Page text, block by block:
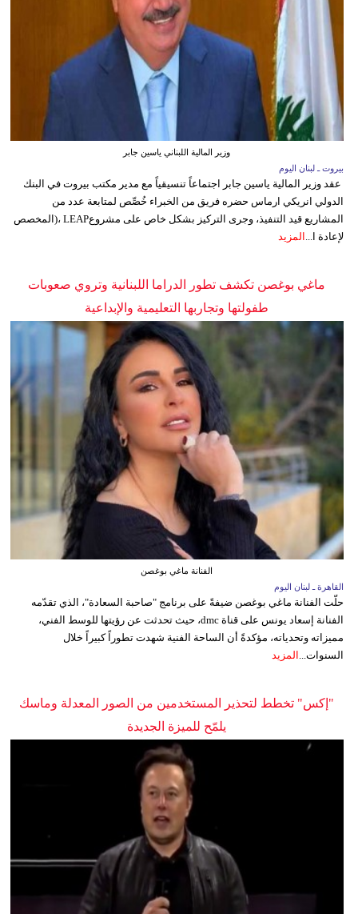
وزير المالية اللبناني ياسين جابر
بيروت ـ لبنان اليوم
عقد وزير المالية ياسين جابر اجتماعاً تنسيقياً مع مدير مكتب بيروت في البنك
الدولي انريكي ارماس حضره فريق من الخبراء خُصِّص لمتابعة عدد من
المشاريع قيد التنفيذ، وجرى التركيز بشكل خاص على مشروعLEAP ،(المخصص
لإعادة ا...
المزيد
ماغي بوغصن تكشف تطور الدراما اللبنانية وتروي صعوبات
طفولتها وتجاربها التعليمية والإبداعية
الفنانة ماغي بوغصن
القاهرة ـ لبنان اليوم
حلّت الفنانة ماغي بوغصن ضيفةً على برنامج "صاحبة السعادة"، الذي تقدّمه
الفنانة إسعاد يونس على قناة dmc، حيث تحدثت عن رؤيتها للوسط الفني،
مميزاته وتحدياته، مؤكدةً أن الساحة الفنية شهدت تطوراً كبيراً خلال
السنوات... المزيد
"إكس" تخطط لتحذير المستخدمين من الصور المعدلة وماسك
يلمّح للميزة الجديدة